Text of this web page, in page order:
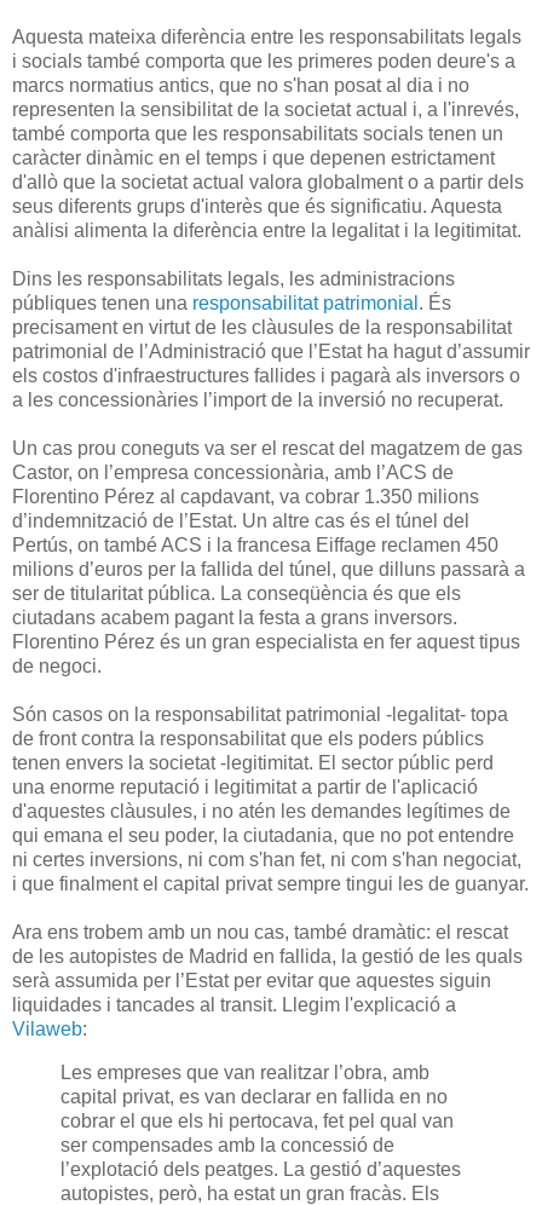
Aquesta mateixa diferència entre les responsabilitats legals
i socials també comporta que les primeres poden deure's a
marcs normatius antics, que no s'han posat al dia i no
representen la sensibilitat de la societat actual i, a l'inrevés,
també comporta que les responsabilitats socials tenen un
caràcter dinàmic en el temps i que depenen estrictament
d'allò que la societat actual valora globalment o a partir dels
seus diferents grups d'interès que és significatiu. Aquesta
anàlisi alimenta la diferència entre la legalitat i la legitimitat.
Dins les responsabilitats legals, les administracions
públiques tenen una responsabilitat patrimonial . És
precisament en virtut de les clàusules de la responsabilitat
patrimonial de l’Administració que l’Estat ha hagut d’assumir
els costos d'infraestructures fallides i pagarà als inversors o
a les concessionàries l’import de la inversió no recuperat.
Un cas prou coneguts va ser el rescat del magatzem de gas
Castor, on l’empresa concessionària, amb l’ACS de
Florentino Pérez al capdavant, va cobrar 1.350 milions
d’indemnització de l’Estat. Un altre cas és el túnel del
Pertús, on també ACS i la francesa Eiffage reclamen 450
milions d’euros per la fallida del túnel, que dilluns passarà a
ser de titularitat pública. La conseqüència és que els
ciutadans acabem pagant la festa a grans inversors.
Florentino Pérez és un gran especialista en fer aquest tipus
de negoci.
Són casos on la responsabilitat patrimonial -legalitat- topa
de front contra la responsabilitat que els poders públics
tenen envers la societat -legitimitat. El sector públic perd
una enorme reputació i legitimitat a partir de l'aplicació
d'aquestes clàusules, i no atén les demandes legítimes de
qui emana el seu poder, la ciutadania, que no pot entendre
ni certes inversions, ni com s'han fet, ni com s'han negociat,
i que finalment el capital privat sempre tingui les de guanyar.
Ara ens trobem amb un nou cas, també dramàtic: el rescat
de les autopistes de Madrid en fallida, la gestió de les quals
serà assumida per l’Estat per evitar que aquestes siguin
liquidades i tancades al transit. Llegim l'explicació a
Vilaweb:
Les empreses que van realitzar l’obra, amb
capital privat, es van declarar en fallida en no
cobrar el que els hi pertocava, fet pel qual van
ser compensades amb la concessió de
l’explotació dels peatges. La gestió d’aquestes
autopistes, però, ha estat un gran fracàs. Els